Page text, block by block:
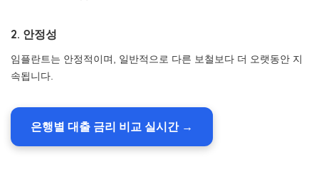
2. 안정성
임플란트는 안정적이며, 일반적으로 다른 보철보다 더 오랫동안 지
속됩니다.
은행별 대출 금리 비교 실시간 →